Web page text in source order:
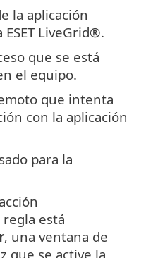
la aplicación
LiveGrid®.
que se está
el equipo.
que intenta
con la aplicación
para la
está
, una ventana de
que se active la